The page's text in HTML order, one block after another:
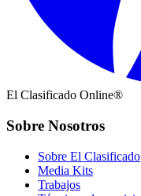
El Clasificado Online®
Sobre Nosotros
Sobre El Clasificado
Media Kits
Trabajos